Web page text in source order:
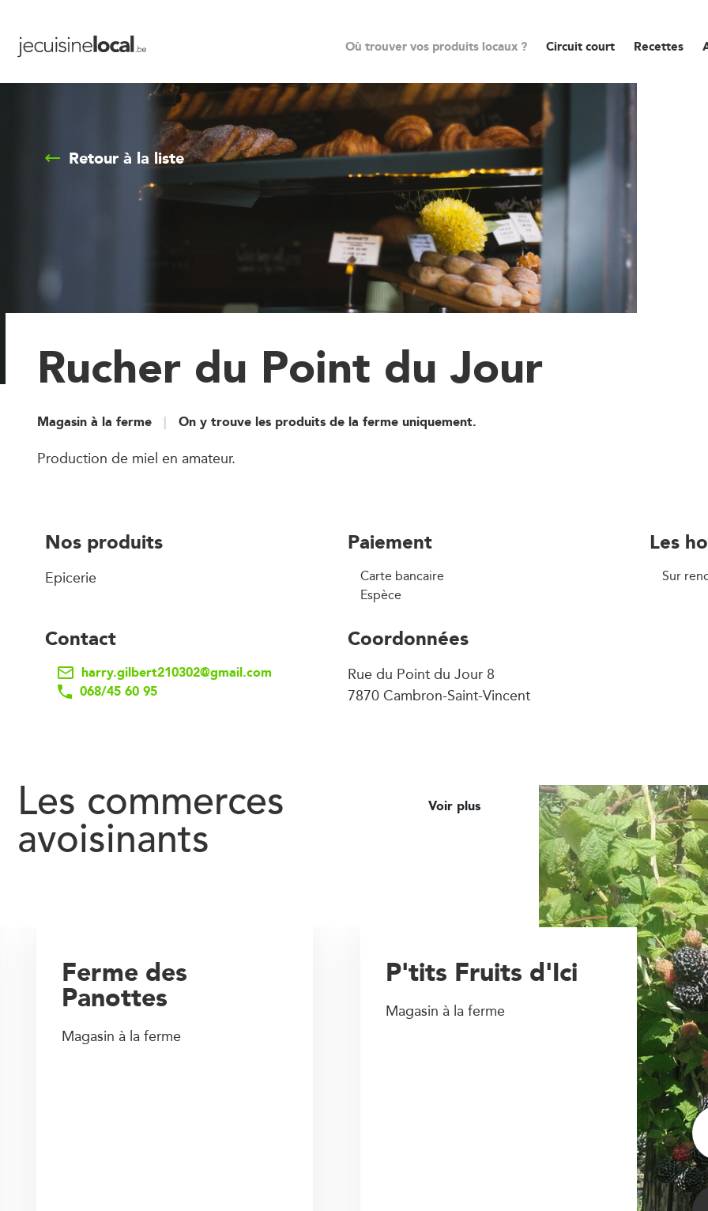
Où trouver vos produits locaux ? Circuit court Recettes
Retour à la liste
Rucher du Point du Jour
Magasin à la ferme On y trouve les produits de la ferme uniquement.
Production de miel en amateur.
Nos produits
Epicerie
Paiement
Carte bancaire
Espèce
Les
Sur
Contact
harry.gilbert210302@gmail.com
068/45 60 95
Coordonnées
Rue du Point du Jour 8
7870 Cambron-Saint-Vincent
Les commerces
avoisinants
Voir plus
P'tits Fruits d'Ici
Magasin à la ferme
Ferme des
Panottes
Magasin à la ferme